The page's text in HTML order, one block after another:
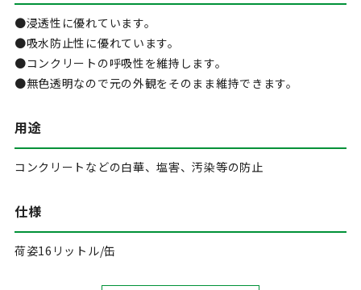
●浸透性に優れています。
●吸水防止性に優れています。
●コンクリートの呼吸性を維持します。
●無色透明なので元の外観をそのまま維持できます。
用途
コンクリートなどの白華、塩害、汚染等の防止
仕様
荷姿16リットル/缶